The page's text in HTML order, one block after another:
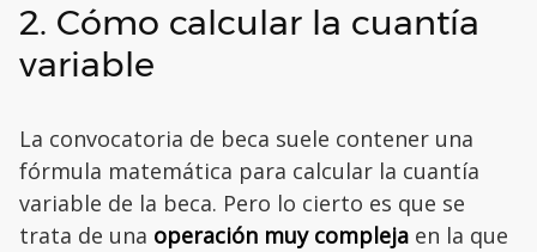
2. Cómo calcular la cuantía
variable
La convocatoria de beca suele contener una
fórmula matemática para calcular la cuantía
variable de la beca. Pero lo cierto es que se
trata de una operación muy compleja en la que